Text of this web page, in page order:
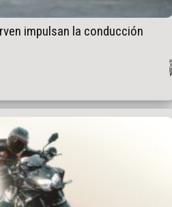
impulsan la conducción